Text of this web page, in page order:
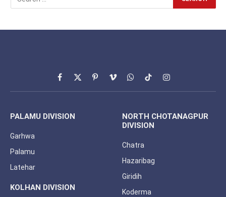
Facebook
X
(Twitter)
PinterestVimeoWhatsApp
TikTokInstagram
PALAMU DIVISION
Garhwa
Palamu
Latehar
KOLHAN DIVISION
NORTH CHOTANAGPUR
DIVISION
Chatra
Hazaribag
Giridih
Koderma